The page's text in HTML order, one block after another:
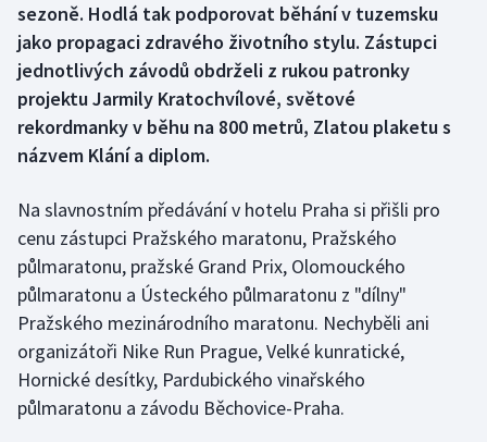
Box
Curling
Dostihy
Futsal
Golf
Gymnastika
Házená
sezoně. Hodlá tak podporovat běhání v tuzemsku
jako propagaci zdravého životního stylu. Zástupci
jednotlivých závodů obdrželi z rukou patronky
projektu Jarmily Kratochvílové, světové
rekordmanky v běhu na 800 metrů, Zlatou plaketu s
názvem Klání a diplom.
Na slavnostním předávání v hotelu Praha si přišli pro
cenu zástupci Pražského maratonu, Pražského
půlmaratonu, pražské Grand Prix, Olomouckého
půlmaratonu a Ústeckého půlmaratonu z "dílny"
Pražského mezinárodního maratonu. Nechyběli ani
organizátoři Nike Run Prague, Velké kunratické,
Hornické desítky, Pardubického vinařského
půlmaratonu a závodu Běchovice-Praha.